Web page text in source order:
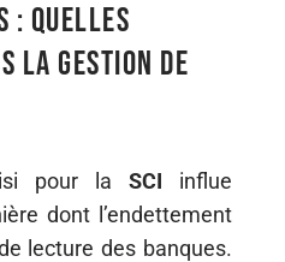
: quelles
la gestion de
pour la SCI influe
dont l’endettement
lecture des banques.